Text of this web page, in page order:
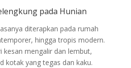
pada Hunian
diterapkan pada rumah
hingga tropis modern.
kesan mengalir dan lembut,
kotak yang tegas dan kaku.